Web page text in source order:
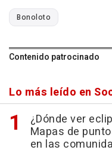
Bonoloto
Contenido patrocinado
Lo más leído en
¿Dónde ver
Mapas de
en las